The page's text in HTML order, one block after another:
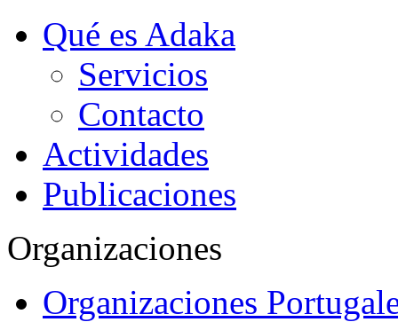
Qué es Adaka
Servicios
Contacto
Actividades
Publicaciones
Organizaciones
Organizaciones